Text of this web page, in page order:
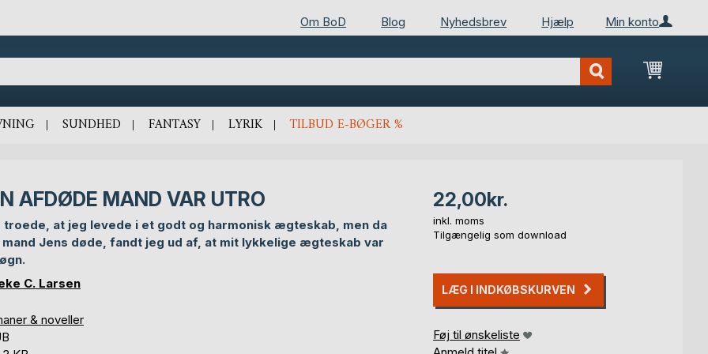
Min konto
Om BoD Blog Nyhedsbrev Hjælp
Min
SUNDHED FANTASY LYRIK TILBUD E-BØGER %
AFDØDE MAND VAR UTRO
troede, at jeg levede i et godt og harmonisk ægteskab, men da
mand Jens døde, fandt jeg ud af, at mit lykkelige ægteskab var
C. Larsen
& noveller
22,00kr.
inkl. moms
Tilgængelig som download
LÆG I INDKØBSKURVEN
Føj til ønskeliste